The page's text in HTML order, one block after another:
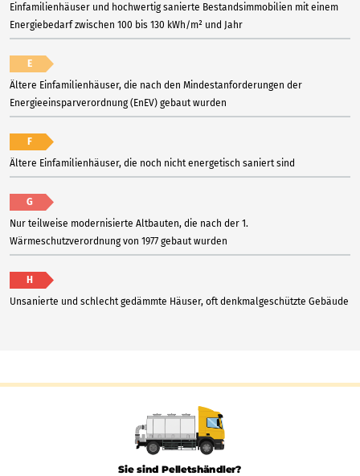
Einfamilienhäuser und hochwertig sanierte Bestandsimmobilien mit einem
Energiebedarf zwischen 100 bis 130 kWh/m² und Jahr
E
Ältere Einfamilienhäuser, die nach den Mindestanforderungen der
Energieeinsparverordnung (EnEV) gebaut wurden
F
Ältere Einfamilienhäuser, die noch nicht energetisch saniert sind
G
Nur teilweise modernisierte Altbauten, die nach der 1.
Wärmeschutzverordnung von 1977 gebaut wurden
H
Unsanierte und schlecht gedämmte Häuser, oft denkmalgeschützte Gebäude
Sie sind Pelletshändler?